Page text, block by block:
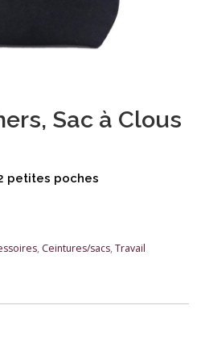
Sac à Clous
petites poches
, Ceintures/sacs, Travail